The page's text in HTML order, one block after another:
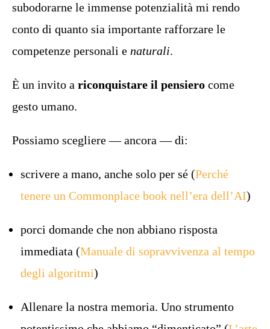
subodorarne le immense potenzialità mi rendo
conto di quanto sia importante rafforzare le
competenze personali e naturali.
È un invito a riconquistare il pensiero come
gesto umano.
Possiamo scegliere — ancora — di:
scrivere a mano, anche solo per sé (Perché
tenere un Commonplace book nell’era dell’AI)
porci domande che non abbiano risposta
immediata (Manuale di sopravvivenza al tempo
degli algoritmi)
Allenare la nostra memoria. Uno strumento